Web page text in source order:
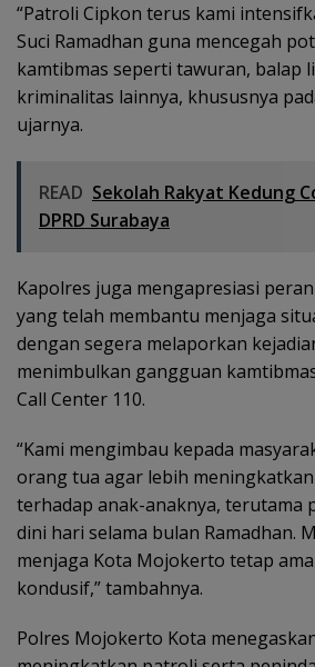
“Patroli Cipkon terus kami
Suci Ramadhan guna mencegah
kamtibmas seperti tawuran, balap
kriminalitas lainnya, khususnya
ujarnya.
READ Sekolah Rakyat Kedung
DPRD Surabaya
Kapolres juga mengapresiasi
yang telah membantu menjaga
dengan segera melaporkan
menimbulkan gangguan
Call Center 110.
“Kami mengimbau kepada
orang tua agar lebih
terhadap anak-anaknya, terutama
dini hari selama bulan Ramadhan.
menjaga Kota Mojokerto tetap
kondusif,” tambahnya.
Polres Mojokerto Kota